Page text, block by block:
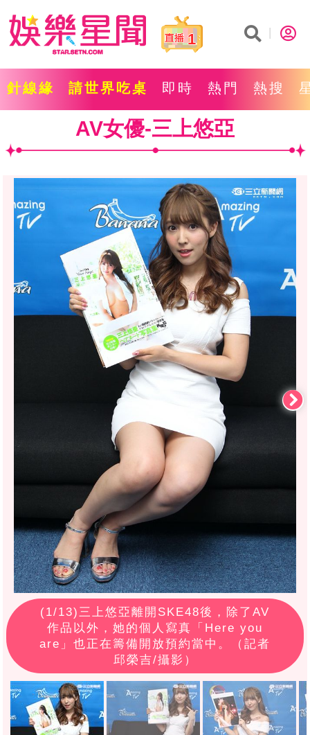
1
針線緣 請世界吃桌 即時 熱門 熱搜
AV女優-三上悠亞
(1/13)三上悠亞離開SKE48後，除了AV
作品以外，她的個人寫真「Here you
are」也正在籌備開放預約當中。（記者
邱榮吉/攝影）